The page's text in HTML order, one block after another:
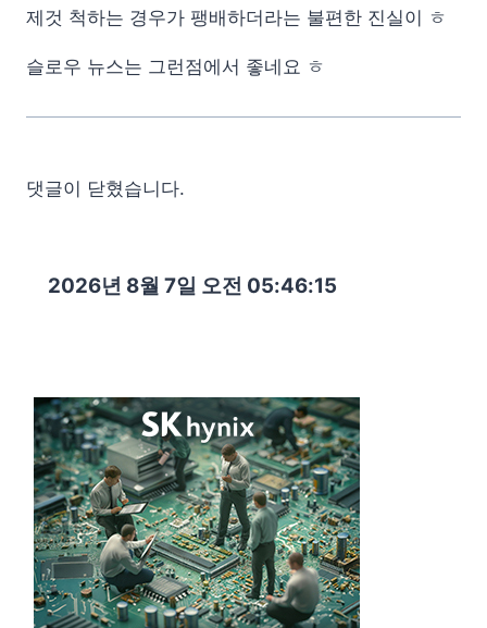
제것 척하는 경우가 팽배하더라는 불편한 진실이 ㅎ
슬로우 뉴스는 그런점에서 좋네요 ㅎ
댓글이 닫혔습니다.
2026년 8월 7일 오전 05:46:16